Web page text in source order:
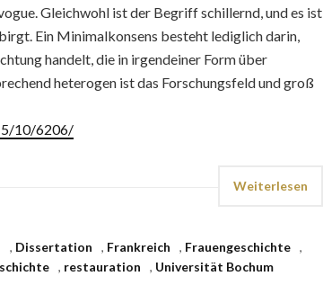
Gleichwohl ist der Begriff schillernd, und es ist
Ein Minimalkonsens besteht lediglich darin,
handelt, die in irgendeiner Form über
heterogen ist das Forschungsfeld und groß
10/6206/
Weiterlesen
, Dissertation , Frankreich , Frauengeschichte
,
, restauration , Universität Bochum